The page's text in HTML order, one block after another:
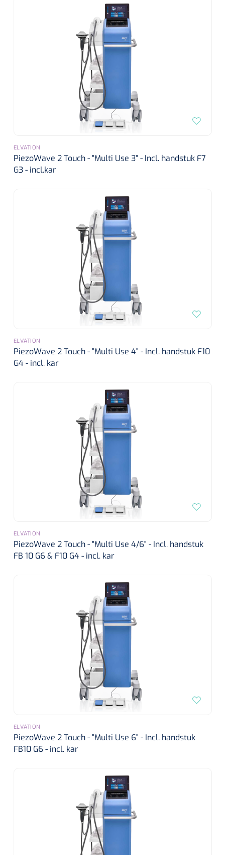
ELVATION
PiezoWave 2 Touch - "Multi Use 3" - Incl. handstuk F7
G3 - incl.kar
ELVATION
PiezoWave 2 Touch - "Multi Use 4" - Incl. handstuk F10
G4 - incl. kar
ELVATION
PiezoWave 2 Touch - "Multi Use 4/6" - Incl. handstuk
FB 10 G6 & F10 G4 - incl. kar
ELVATION
PiezoWave 2 Touch - "Multi Use 6" - Incl. handstuk
FB10 G6 - incl. kar